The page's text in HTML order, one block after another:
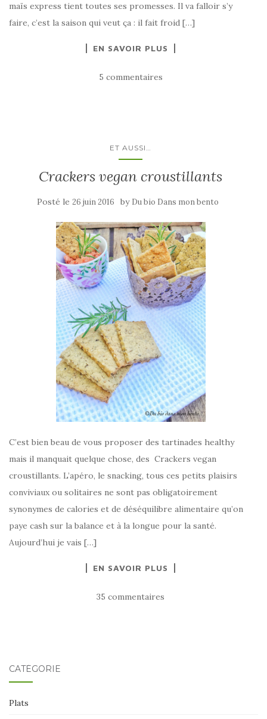
maïs express tient toutes ses promesses. Il va falloir s’y
faire, c’est la saison qui veut ça : il fait froid […]
EN SAVOIR PLUS
5 commentaires
ET AUSSI…
Crackers vegan croustillants
Posté le 26 juin 2016 by Du bio Dans mon bento
C’est bien beau de vous proposer des tartinades healthy
mais il manquait quelque chose, des Crackers vegan
croustillants. L’apéro, le snacking, tous ces petits plaisirs
conviviaux ou solitaires ne sont pas obligatoirement
synonymes de calories et de déséquilibre alimentaire qu’on
paye cash sur la balance et à la longue pour la santé.
Aujourd’hui je vais […]
EN SAVOIR PLUS
35 commentaires
CATÉGORIE
Plats